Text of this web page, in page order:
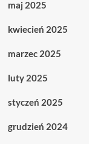
maj 2025
kwiecień 2025
marzec 2025
luty 2025
styczeń 2025
grudzień 2024